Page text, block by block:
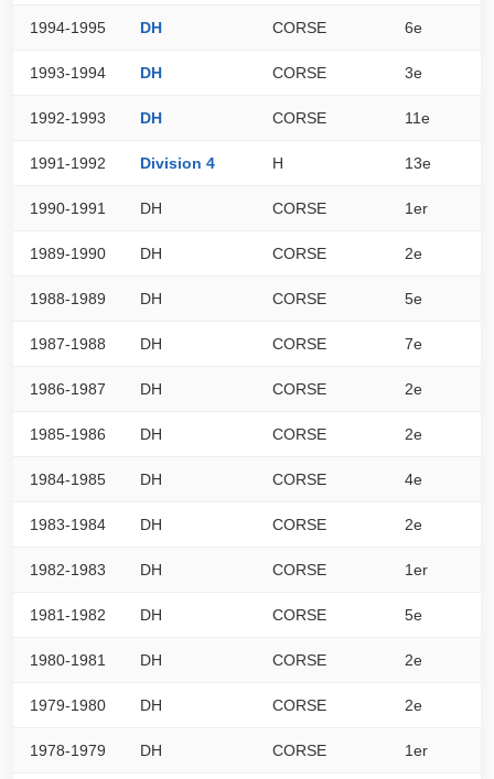
1994-1995 DH CORSE 6e
1993-1994 DH CORSE 3e
1992-1993 DH CORSE 11e
1991-1992 Division 4 H 13e
1990-1991 DH CORSE 1er
1989-1990 DH CORSE 2e
1988-1989 DH CORSE 5e
1987-1988 DH CORSE 7e
1986-1987 DH CORSE 2e
1985-1986 DH CORSE 2e
1984-1985 DH CORSE 4e
1983-1984 DH CORSE 2e
1982-1983 DH CORSE 1er
1981-1982 DH CORSE 5e
1980-1981 DH CORSE 2e
1979-1980 DH CORSE 2e
1978-1979 DH CORSE 1er